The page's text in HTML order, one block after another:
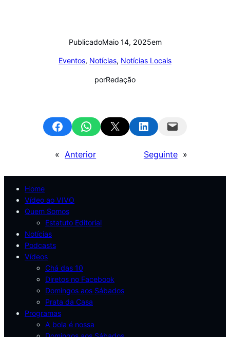
PublicadoMaio 14, 2025em
Eventos, Notícias, Notícias Locais
porRedação
Share on FacebookShare on WhatsApp
Email this Page Share on LinkedInEmail this Page
« Anterior Seguinte »
Home
Vídeo ao VIVO
Quem Somos
Estatuto Editorial
Notícias
Podcasts
Vídeos
Chá das 10
Diretos no Facebook
Domingos aos Sábados
Prata da Casa
Programas
A bola é nossa